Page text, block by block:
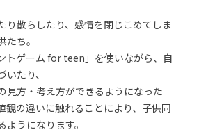
り散らしたり、感情を閉じこめてしま
ち。
トゲーム for teen」を使いながら、自
たり、
見方・考え方ができるようになった
観の違いに触れることにより、子供同
うになります。